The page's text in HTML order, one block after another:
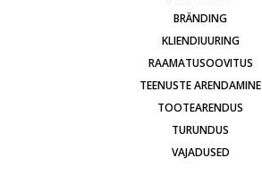
BRÄNDING
KLIENDIUURING
RAAMATUSOOVITUS
TEENUSTE ARENDAMINE
TOOTEARENDUS
TURUNDUS
VAJADUSED